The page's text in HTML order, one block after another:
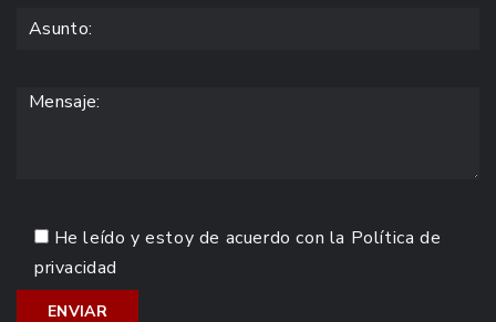
He leído y estoy de acuerdo con la Política de
privacidad